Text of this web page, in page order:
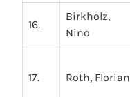
16.
Birkholz,
Nino
17. Roth, Florian